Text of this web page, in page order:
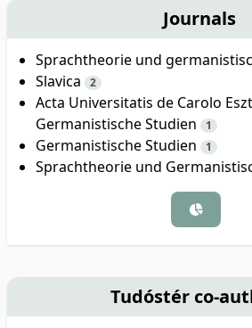
Journals
Sprachtheorie und
Slavica 2
Acta Universitatis de Carolo
Germanistische Studien
1
Germanistische Studien 1
Sprachtheorie und
Tudóstér co-